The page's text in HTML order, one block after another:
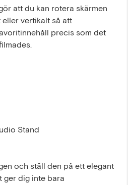
att du kan rotera skärmen
vertikalt så att
precis som det
Stand
och ställ den på ett elegant
ger dig inte bara